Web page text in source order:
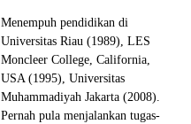
Menempuh pendidikan di
Universitas Riau (1989), LES
Moncleer College, California,
USA (1995), Universitas
Muhammadiyah Jakarta (2008).
Pernah pula menjalankan tugas-